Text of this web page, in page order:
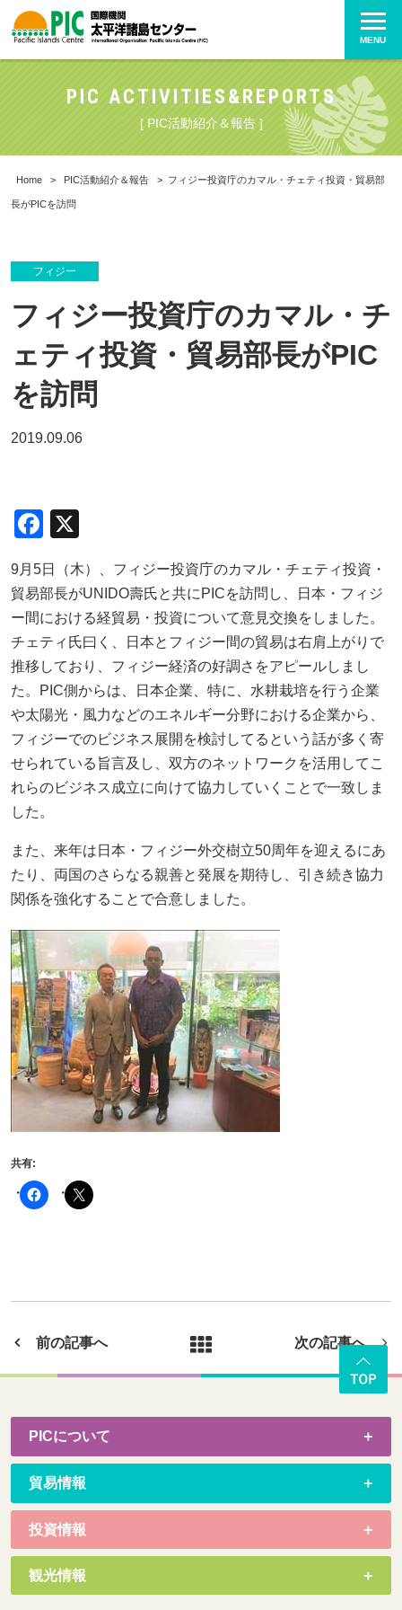
MENU
PIC ACTIVITIES&REPORTS
[ PIC活動紹介＆報告 ]
Home > PIC活動紹介＆報告 > フィジー投資庁のカマル・チェティ投資・貿易部
長がPICを訪問
フィジー
フィジー投資庁のカマル・チ
ェティ投資・貿易部長がPIC
を訪問
2019.09.06
F
c
e
b
o
o
k
9月5日（木）、フィジー投資庁のカマル・チェティ投資・
貿易部長がUNIDO壽氏と共にPICを訪問し、日本・フィジ
ー間における経貿易・投資について意見交換をしました。
チェティ氏曰く、日本とフィジー間の貿易は右肩上がりで
推移しており、フィジー経済の好調さをアピールしまし
た。PIC側からは、日本企業、特に、水耕栽培を行う企業
や太陽光・風力などのエネルギー分野における企業から、
フィジーでのビジネス展開を検討してるという話が多く寄
せられている旨言及し、双方のネットワークを活用してこ
れらのビジネス成立に向けて協力していくことで一致しま
した。
また、来年は日本・フィジー外交樹立50周年を迎えるにあ
たり、両国のさらなる親善と発展を期待し、引き続き協力
関係を強化することで合意しました。
共有:
前の記事へ 次の記事へ
PICについて
貿易情報
投資情報
観光情報